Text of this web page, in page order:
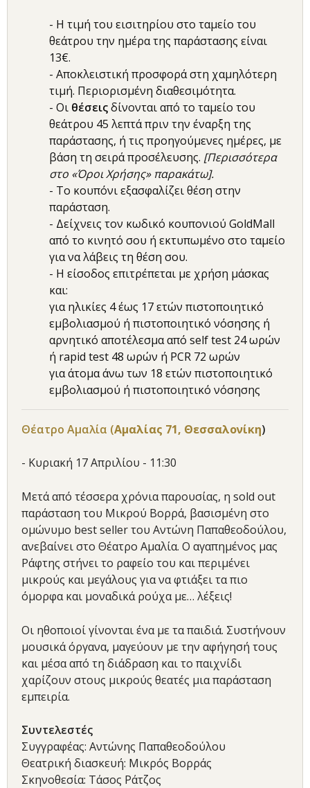
- Η τιμή του εισιτηρίου στο ταμείο του
θεάτρου την ημέρα της παράστασης είναι
13€.
- Αποκλειστική προσφορά στη χαμηλότερη
τιμή. Περιορισμένη διαθεσιμότητα.
- Οι θέσειςδίνονται από το ταμείο του
θεάτρου 45 λεπτά πριν την έναρξη της
παράστασης, ή τις προηγούμενες ημέρες, με
βάση τη σειρά προσέλευσης. [Περισσότερα
στο «Όροι Χρήσης» παρακάτω].
- Το κουπόνι εξασφαλίζει θέση στην
παράσταση.
- Δείχνεις τον κωδικό κουπονιού GoldMall
από το κινητό σου ή εκτυπωμένο στο ταμείο
για να λάβεις τη θέση σου.
- Η είσοδος επιτρέπεται με χρήση μάσκας
και:
για ηλικίες 4 έως 17 ετών πιστοποιητικό
εμβολιασμού ή πιστοποιητικό νόσησης ή
αρνητικό αποτέλεσμα από self test 24 ωρών
ή rapid test 48 ωρών ή PCR 72 ωρών
για άτομα άνω των 18 ετών πιστοποιητικό
εμβολιασμού ή πιστοποιητικό νόσησης
Θέατρο Αμαλία (Αμαλίας 71, Θεσσαλονίκη)
- Κυριακή 17 Απριλίου - 11:30
Μετά από τέσσερα χρόνια παρουσίας, η sold out
παράσταση του Μικρού Βορρά, βασισμένη στο
ομώνυμο best seller του Αντώνη Παπαθεοδούλου,
ανεβαίνει στο Θέατρο Αμαλία. Ο αγαπημένος μας
Ράφτης στήνει το ραφείο του και περιμένει
μικρούς και μεγάλους για να φτιάξει τα πιο
όμορφα και μοναδικά ρούχα με… λέξεις!
Οι ηθοποιοί γίνονται ένα με τα παιδιά. Συστήνουν
μουσικά όργανα, μαγεύουν με την αφήγησή τους
και μέσα από τη διάδραση και το παιχνίδι
χαρίζουν στους μικρούς θεατές μια παράσταση
εμπειρία.
Συντελεστές
Συγγραφέας: Αντώνης Παπαθεοδούλου
Θεατρική διασκευή: Μικρός Βορράς
Σκηνοθεσία: Τάσος Ράτζος